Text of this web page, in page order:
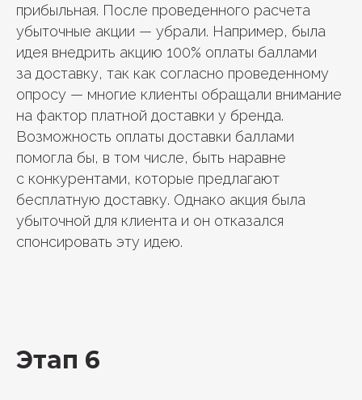
прибыльная. После проведенного расчета
убыточные акции — убрали. Например, была
идея внедрить акцию 100% оплаты баллами
за доставку, так как согласно проведенному
опросу — многие клиенты обращали внимание
на фактор платной доставки у бренда.
Возможность оплаты доставки баллами
помогла бы, в том числе, быть наравне
с конкурентами, которые предлагают
бесплатную доставку. Однако акция была
убыточной для клиента и он отказался
спонсировать эту идею.
Этап 6